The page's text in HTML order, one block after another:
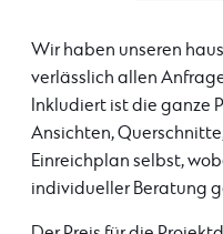
Wir haben unseren
verlässlich allen
Inkludiert ist die ganze
Ansichten,
Einreichplan selbst,
individueller Beratung